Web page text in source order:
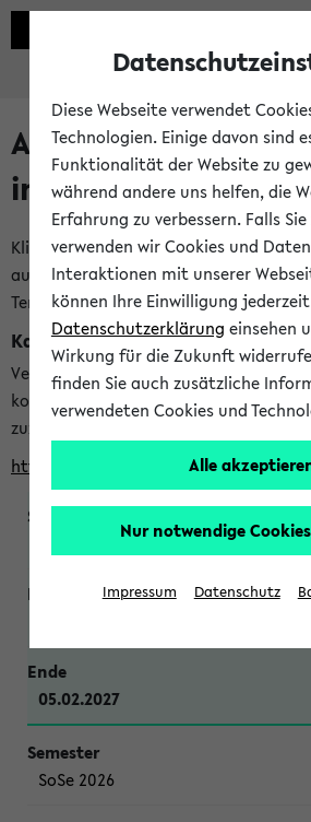
Alle veröffentlichten
im eKVV
Klicken Sie auf das Semester, welches
auswählen möchten. Bitte beachten
Termine imKalender der Lehrplanung
Kalenderintegration
Verwenden Sie die folgende Adresse,
kompatiblen Kalenderanwendung auf
zuzugreifen (nähere Informationen
https://ekvv.uni-bielefeld.de/ws/
WiSe 2026/2027
05.02.2027
SoSe 2026
Diese Webseite verwendet
Technologien. Einige davon sind
Funktionalität der Website zu
während andere uns helfen, die
Erfahrung zu verbessern. Falls
verwenden wir Cookies und
Interaktionen mit unserer
können Ihre Einwilligung
Datenschutzerklärung einsehen
Wirkung für die Zukunft
finden Sie auch zusätzliche
verwendeten Cookies und
Alle
Nur notwendige
Impressum Datenschutz